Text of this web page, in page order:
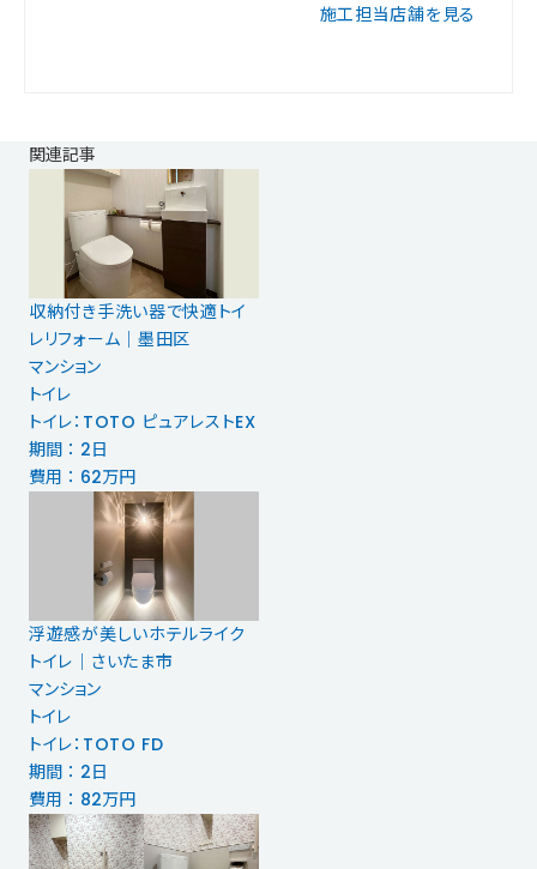
施工担当店舗を見る
関連記事
収納付き手洗い器で快適トイ
レリフォーム｜墨田区
マンション
トイレ
トイレ：TOTO ピュアレストEX
期間 ： 2日
費用 ： 62万円
浮遊感が美しいホテルライク
トイレ｜さいたま市
マンション
トイレ
トイレ：TOTO FD
期間 ： 2日
費用 ： 82万円